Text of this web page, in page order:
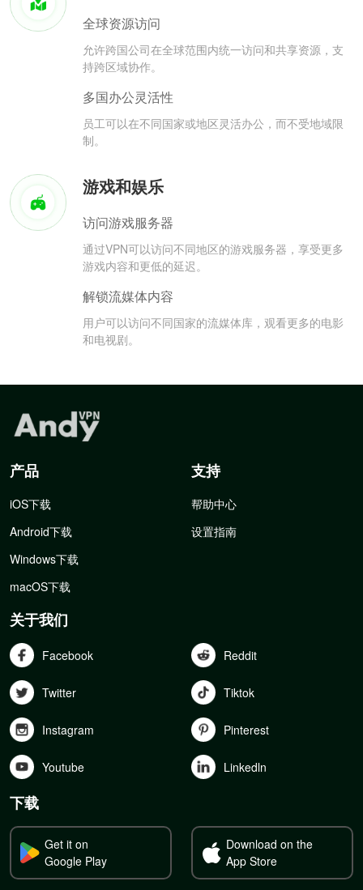
全球资源访问
允许跨国公司在全球范围内统一访问和共享资源，支
持跨区域协作。
多国办公灵活性
员工可以在不同国家或地区灵活办公，而不受地域限
制。
游戏和娱乐
访问游戏服务器
通过VPN可以访问不同地区的游戏服务器，享受更多
游戏内容和更低的延迟。
解锁流媒体内容
用户可以访问不同国家的流媒体库，观看更多的电影
和电视剧。
产品
iOS下载
Android下载
Windows下载
macOS下载
支持
帮助中心
设置指南
关于我们
Facebook Reddit
Twitter Tiktok
Instagram Pinterest
Youtube Linkedln
下载
Get it on
Google Play
Download on the
App Store